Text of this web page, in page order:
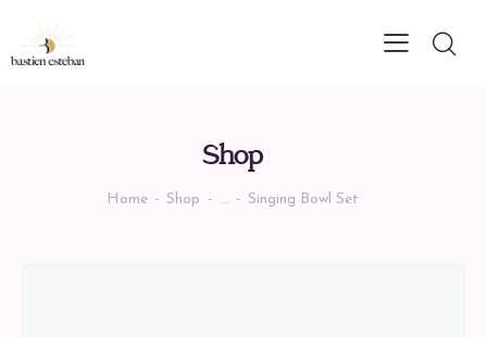
Shop
Home Shop ... Singing Bowl Set